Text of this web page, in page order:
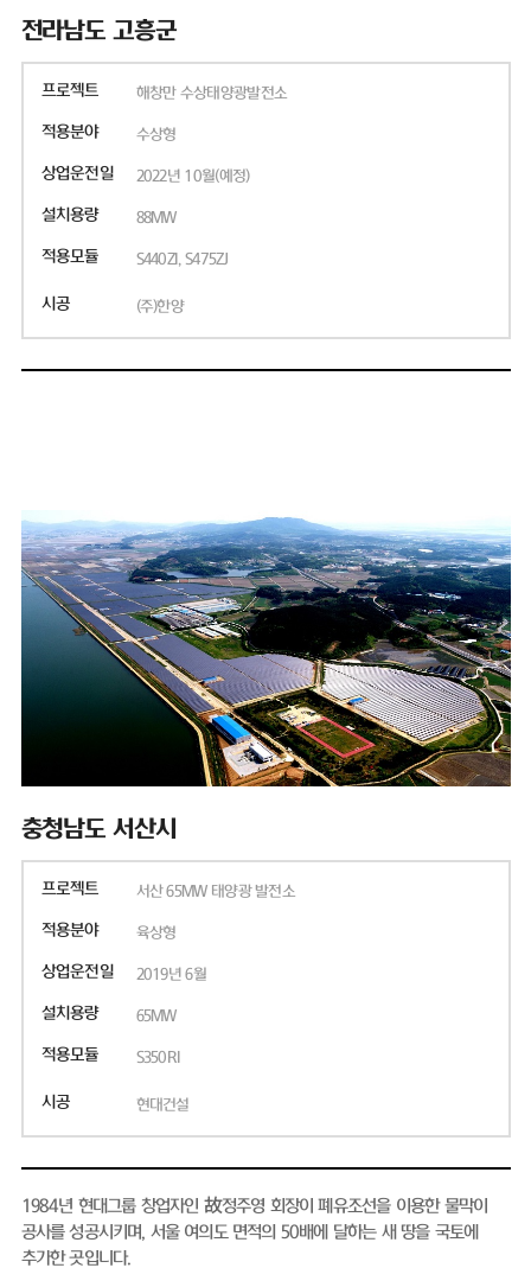
전라남도 고흥군
프로젝트 해창만 수상태양광발전소
적용분야 수상형
상업운전일 2022년 10월(예정)
설치용량 88MW
적용모듈 S440ZI, S475ZJ
시공 (주)한양
충청남도 서산시
프로젝트 서산 65MW 태양광 발전소
적용분야 육상형
상업운전일 2019년 6월
설치용량 65MW
적용모듈 S350RI
시공 현대건설
1984년 현대그룹 창업자인 故정주영 회장이 폐유조선을 이용한 물막이
공사를 성공시키며, 서울 여의도 면적의 50배에 달하는 새 땅을 국토에
추가한 곳입니다.